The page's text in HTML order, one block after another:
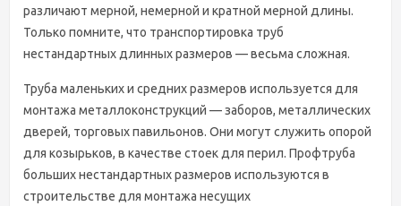
различают мерной, немерной и кратной мерной длины.
Только помните, что транспортировка труб
нестандартных длинных размеров — весьма сложная.
Труба маленьких и средних размеров используется для
монтажа металлоконструкций — заборов, металлических
дверей, торговых павильонов. Они могут служить опорой
для козырьков, в качестве стоек для перил. Профтруба
больших нестандартных размеров используются в
строительстве для монтажа несущих